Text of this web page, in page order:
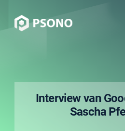
Interview van
Sascha